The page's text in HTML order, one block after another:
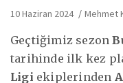
10 Haziran 2024 Mehmet
Geçtiğimiz sezon
tarihinde ilk kez
Ligi ekiplerinden